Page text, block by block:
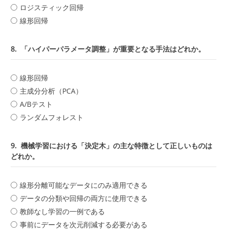
ロジスティック回帰
線形回帰
8. 「ハイパーパラメータ調整」が重要となる手法はどれか。
線形回帰
主成分分析（PCA）
A/Bテスト
ランダムフォレスト
9. 機械学習における「決定木」の主な特徴として正しいものは
どれか。
線形分離可能なデータにのみ適用できる
データの分類や回帰の両方に使用できる
教師なし学習の一例である
事前にデータを次元削減する必要がある